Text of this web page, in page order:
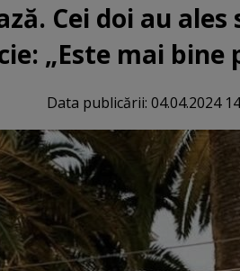
Cei doi au
„Este mai bine
Data publicării: 04.04.2024